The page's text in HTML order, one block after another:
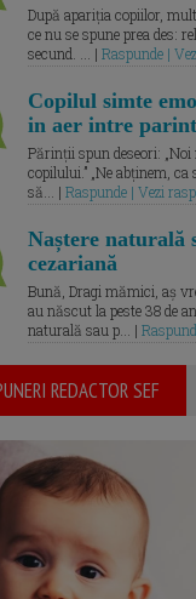
După apariția copiilor,
ce nu se spune prea des:
secund. ... | Raspunde |
Copilul simte
in aer intre
Părinții spun deseori:
copilului.” „Ne abținem,
să... | Raspunde | Vezi
Naștere naturală
cezariană
Bună, Dragi mămici, aș
au născut la peste 38 de
naturală sau p... |
REDACTOR SEF